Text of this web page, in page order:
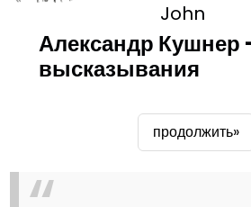
John
Александр Кушнер
высказывания
продолжить»